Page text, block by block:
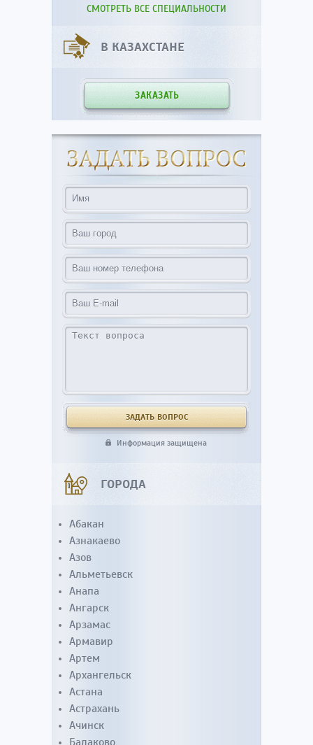
СМОТРЕТЬ ВСЕ СПЕЦИАЛЬНОСТИ
В КАЗАХСТАНЕ
ЗАКАЗАТЬ
Информация защищена
ГОРОДА
Абакан
Азнакаево
Азов
Альметьевск
Анапа
Ангарск
Арзамас
Армавир
Артем
Архангельск
Астана
Астрахань
Ачинск
Балаково